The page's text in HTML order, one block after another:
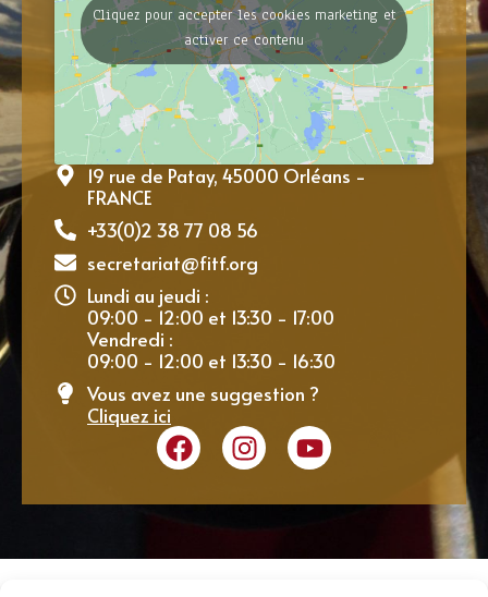
Cliquez pour accepter les cookies marketing et
activer ce contenu
19 rue de Patay, 45000 Orléans -
FRANCE
+33(0)2 38 77 08 56
secretariat@fitf.org
Lundi au jeudi :
09:00 - 12:00 et 13:30 - 17:00
Vendredi :
09:00 - 12:00 et 13:30 - 16:30
Vous avez une suggestion ?
Cliquez ici